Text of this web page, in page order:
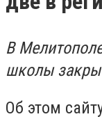
В
школы
Об этом